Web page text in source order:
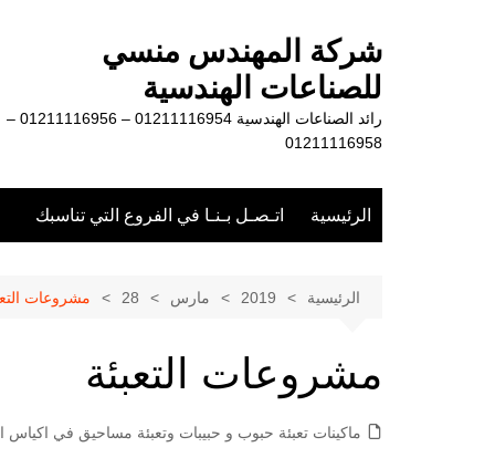
شركة المهندس منسي
للصناعات الهندسية
رائد الصناعات الهندسية 01211116954 – 01211116956 –
01211116958
الرئيسية اتـصـل بـنـا في الفروع التي تناسبك
الرئيسية 2019 مارس 28 مشروعات
مشروعات التعبئة
ماكينات تعبئة حبوب و حبيبات وتعبئة مساحيق في اكياس